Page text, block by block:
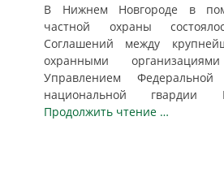
В Нижнем Новгороде в
частной охраны
Соглашений между
охранными
Управлением
национальной гвардии
Продолжить чтение …